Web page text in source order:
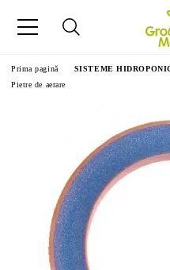
Prima pagină SISTEME
Pietre de aerare